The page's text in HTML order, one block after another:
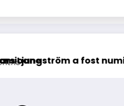
a fost numit director